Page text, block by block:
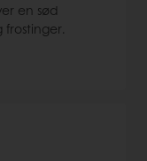
en sød